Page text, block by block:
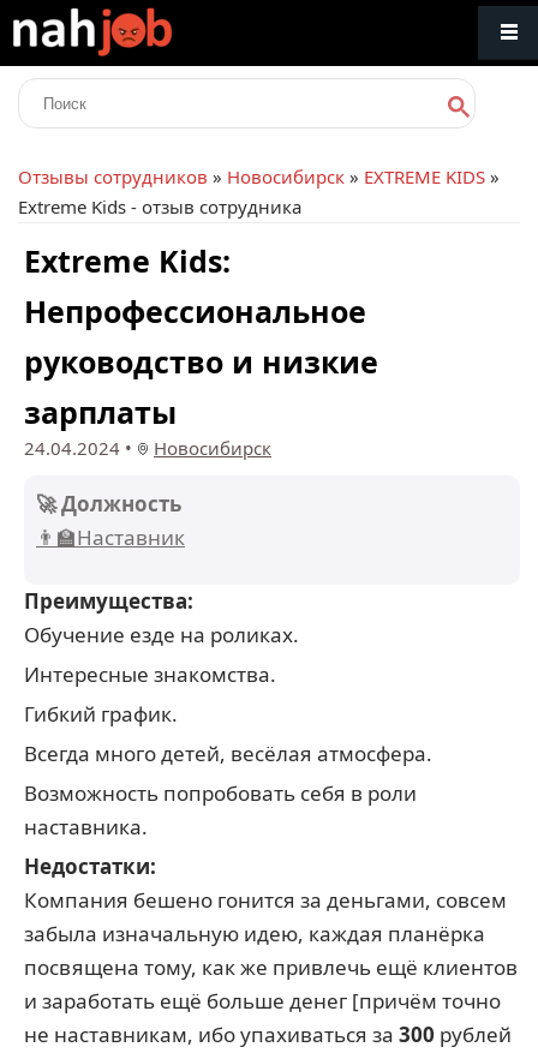
Отзывы сотрудников » Новосибирск » EXTREME KIDS »
Extreme Kids - отзыв сотрудника
Extreme Kids:
Непрофессиональное
руководство и низкие
зарплаты
24.04.2024 • Новосибирск
🚀 Должность
👨‍🏫Наставник
Преимущества:
Обучение езде на роликах.
Интересные знакомства.
Гибкий график.
Всегда много детей, весёлая атмосфера.
Возможность попробовать себя в роли
наставника.
Недостатки:
Компания бешено гонится за деньгами, совсем
забыла изначальную идею, каждая планёрка
посвящена тому, как же привлечь ещё клиентов
и заработать ещё больше денег [причём точно
не наставникам, ибо упахиваться за 300 рублей